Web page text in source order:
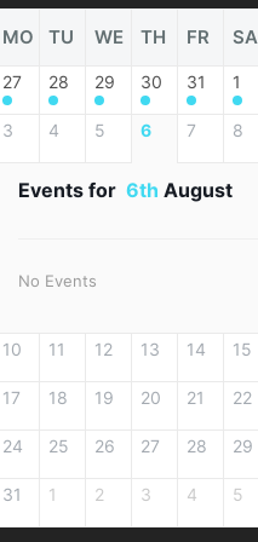
MO TU WE TH FR SA
27 28 29 30 31 1
3 4 5 6 7 8
Events for 6th August
No Events
10 11 12 13 14 15
17 18 19 20 21 22
24 25 26 27 28 29
31 1 2 3 4 5